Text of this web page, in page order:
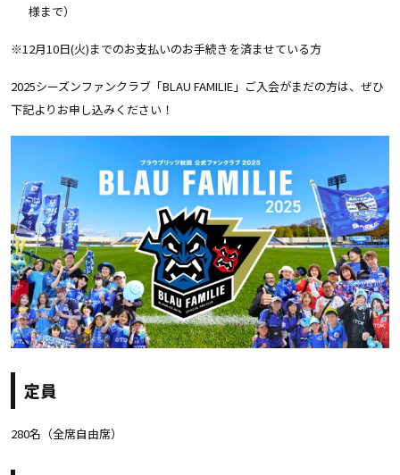
様まで）
※12月10日(火)までのお支払いのお手続きを済ませている方
2025シーズンファンクラブ 「BLAU FAMILIE」 ご入会がまだの方は、ぜひ
下記よりお申し込みください！
定員
280名（全席自由席）